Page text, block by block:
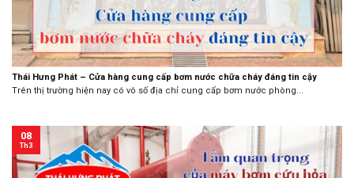
Thái Hưng Phát – Cửa hàng cung cấp bơm nước chữa cháy đáng tin cậy
Trên thị trường hiện nay có vô số địa chỉ cung cấp bơm nước phòng...
08
Th3